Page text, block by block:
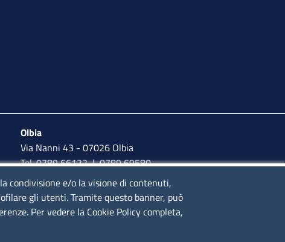
Olbia
Via Nanni 43 - 07026 Olbia
Tel. 0789 66122 | 0789 69580
mail:ufficio.olbia@ss.camcom.it
lunedì al venerdì: 9,00 - 12,00; lunedì pomeriggio: 16,00 -
17,00
condivisione e/o la visione di contenuti,
gli utenti. Tramite questo banner, può
Per vedere la Cookie Policy completa,